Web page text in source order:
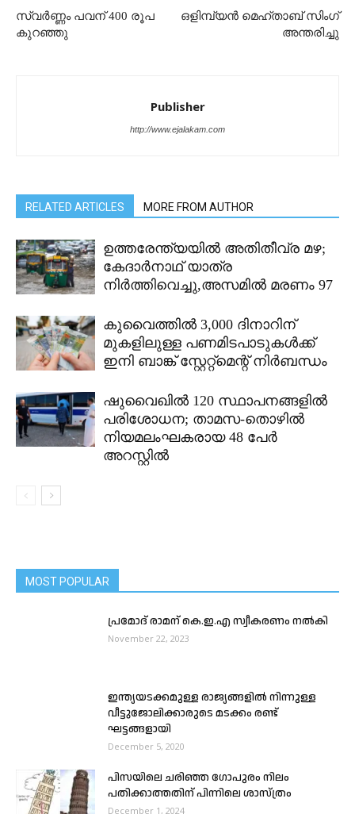
സ്വർണ്ണം പവന് 400 രൂപ
കുറഞ്ഞു
ഒളിമ്പ്യൻ മെഹ്താബ് സിംഗ്
അന്തരിച്ചു
Publisher
http://www.ejalakam.com
RELATED ARTICLES MORE FROM AUTHOR
ഉത്തരേന്ത്യയിൽ അതിതീവ്ര മഴ;
കേദാർനാഥ് യാത്ര
നിർത്തിവെച്ചു,അസമിൽ മരണം 97
കുവൈത്തിൽ 3,000 ദിനാറിന്
മുകളിലുള്ള പണമിടപാടുകൾക്ക്
ഇനി ബാങ്ക് സ്റ്റേറ്റ്മെന്റ് നിർബന്ധം
ഷുവൈഖിൽ 120 സ്ഥാപനങ്ങളിൽ
പരിശോധന; താമസ-തൊഴിൽ
നിയമലംഘകരായ 48 പേർ
അറസ്റ്റിൽ
MOST POPULAR
പ്രമോദ് രാമന് കെ.ഇ.എ സ്വീകരണം നൽകി
November 22, 2023
ഇന്ത്യയടക്കമുള്ള രാജ്യങ്ങളിൽ നിന്നുള്ള
വീട്ടുജോലിക്കാരുടെ മടക്കം രണ്ട്
ഘട്ടങ്ങളായി
December 5, 2020
പിസയിലെ ചരിഞ്ഞ ഗോപുരം നിലം
പതിക്കാത്തതിന് പിന്നിലെ ശാസ്ത്രം
December 1, 2024